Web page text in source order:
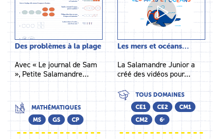
Des problèmes à la plage
Avec « Le journal de Sam
», Petite Salamandre…
MATHÉMATIQUES
MS
GS CP
Les mers et océans…
La Salamandre Junior a
créé des vidéos pour…
TOUS DOMAINES
CE1
CE2
CM1
CM2
6ᵉ